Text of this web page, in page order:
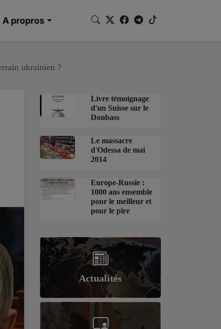
A propros
ukrainien ?
Livre témoignage
d'un Suisse sur le
Donbass
Le massacre
d'Odessa de mai
2014
Europe-Russie :
1000 ans ensemble
pour le meilleur et
pour le pire
Actualités